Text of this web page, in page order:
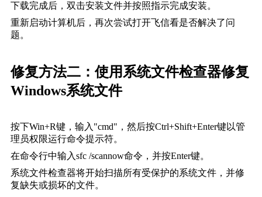
下载完成后，双击安装文件并按照指示完成安装。
重新启动计算机后，再次尝试打开飞信看是否解决了问
题。
修复方法二：使用系统文件检查器修复
Windows系统文件
按下Win+R键，输入"cmd"，然后按Ctrl+Shift+Enter键以管
理员权限运行命令提示符。
在命令行中输入sfc /scannow命令，并按Enter键。
系统文件检查器将开始扫描所有受保护的系统文件，并修
复缺失或损坏的文件。